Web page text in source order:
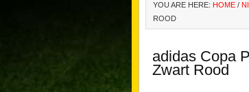
YOU ARE HERE: HOME /
ROOD
adidas Copa
Zwart Rood